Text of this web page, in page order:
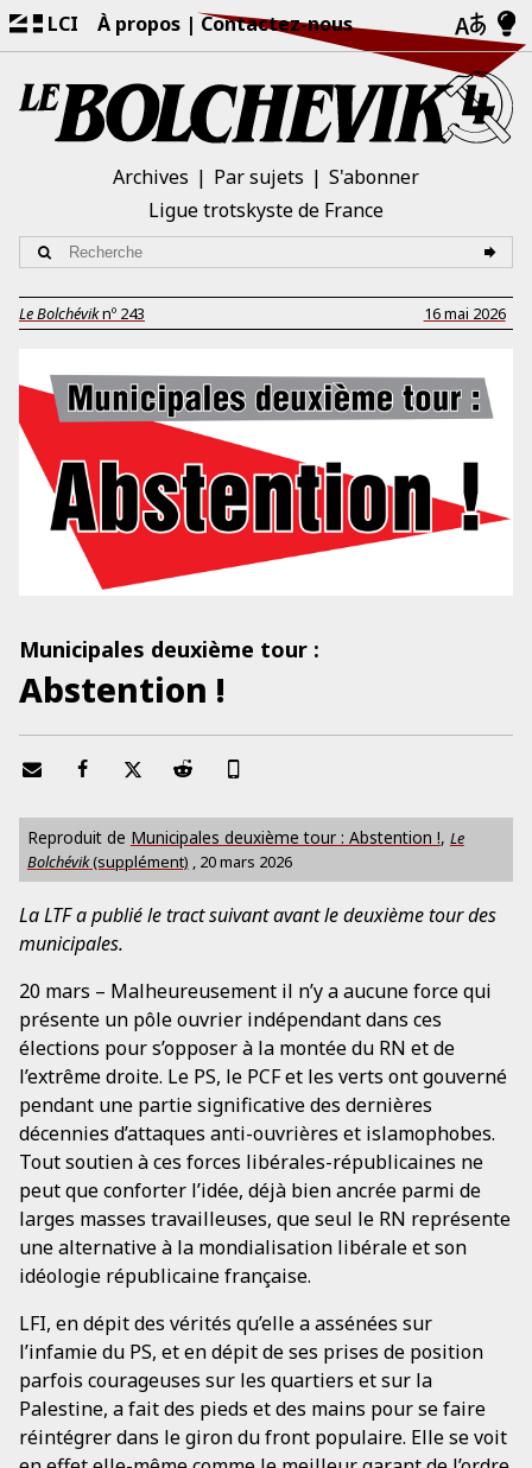
LCI À propos Contactez-nous
Archives Par sujets
S'abonner
Ligue trotskyste de France
Le Bolchéviknº 243 16 mai 2026
Municipales deuxième tour :
Abstention !
Reproduit de Municipales deuxième tour : Abstention !, Le
Bolchévik(supplément) , 20 mars 2026
La LTF a publié le tract suivant avant le deuxième tour des
municipales.
20 mars – Malheureusement il n’y a aucune force qui
présente un pôle ouvrier indépendant dans ces
élections pour s’opposer à la montée du RN et de
l’extrême droite. Le PS, le PCF et les verts ont gouverné
pendant une partie significative des dernières
décennies d’attaques anti-ouvrières et islamophobes.
Tout soutien à ces forces libérales-républicaines ne
peut que conforter l’idée, déjà bien ancrée parmi de
larges masses travailleuses, que seul le RN représente
une alternative à la mondialisation libérale et son
idéologie républicaine française.
LFI, en dépit des vérités qu’elle a assénées sur
l’infamie du PS, et en dépit de ses prises de position
parfois courageuses sur les quartiers et sur la
Palestine, a fait des pieds et des mains pour se faire
réintégrer dans le giron du front populaire. Elle se voit